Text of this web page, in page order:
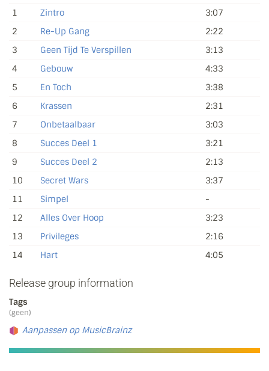
1 Zintro
3:07
2
Re-Up Gang
2:22
3
Geen Tijd Te Verspillen
3:13
4
Gebouw
4:33
5
En Toch
3:38
6
Krassen
2:31
7
Onbetaalbaar
3:03
8
Succes Deel 1
3:21
9
Succes Deel 2
2:13
10
Secret Wars
3:37
11
Simpel
-
12
Alles Over Hoop
3:23
13
Privileges
2:16
14
Hart 4:05
Release group information
Tags
(geen)
Aanpassen op MusicBrainz